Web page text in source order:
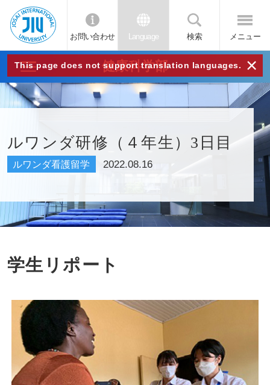
JIU
城西
大学
お問い合わせ Language 検索 メニュー
This page does not support translation languages. ×
健康科学部
ルワンダ研修（４年生）3日目
ルワンダ看護留学 2022.08.16
学生リポート